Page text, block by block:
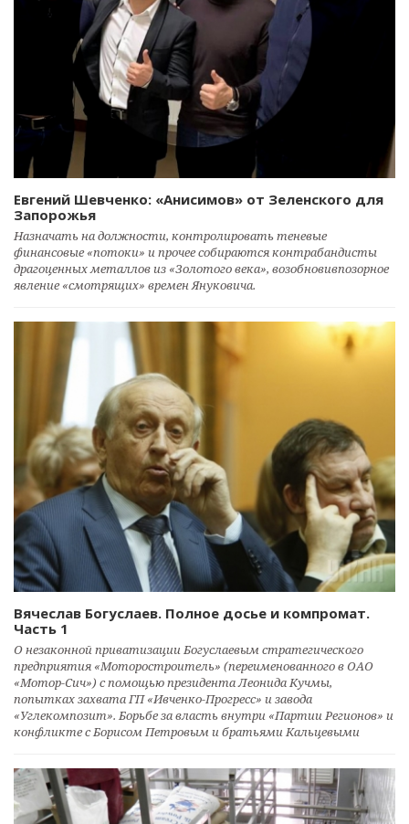
Евгений Шевченко: «Анисимов» от Зеленского для
Запорожья
Назначать на должности, контролировать теневые
финансовые «потоки» и прочее собираются контрабандисты
драгоценных металлов из «Золотого века», возобновивпозорное
явление «смотрящих» времен Януковича.
Вячеслав Богуслаев. Полное досье и компромат.
Часть 1
О незаконной приватизации Богуслаевым стратегического
предприятия «Моторостроитель» (переименованного в ОАО
«Мотор-Сич») с помощью президента Леонида Кучмы,
попытках захвата ГП «Ивченко-Прогресс» и завода
«Углекомпозит». Борьбе за власть внутри «Партии Регионов» и
конфликте с Борисом Петровым и братьями Кальцевыми